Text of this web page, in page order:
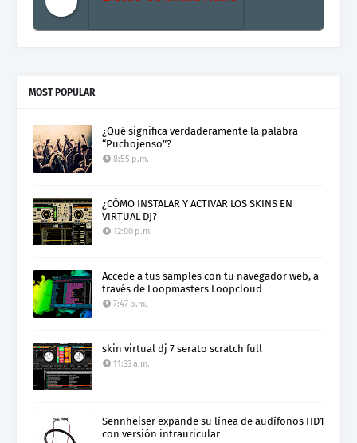
MOST POPULAR
¿Qué significa verdaderamente la palabra
“Puchojenso”?
8:55 p.m.
¿CÓMO INSTALAR Y ACTIVAR LOS SKINS EN
VIRTUAL DJ?
12:00 p.m.
Accede a tus samples con tu navegador web, a
través de Loopmasters Loopcloud
7:47 p.m.
skin virtual dj 7 serato scratch full
11:33 a.m.
Sennheiser expande su línea de audífonos HD1
con versión intrauricular